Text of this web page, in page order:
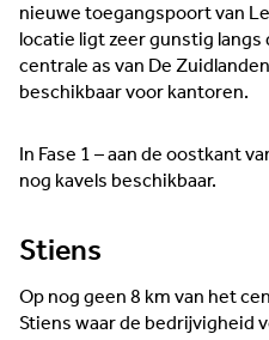
nieuwe toegangspoort van
locatie ligt zeer gunstig langs
centrale as van De
beschikbaar voor kantoren.
In Fase 1 – aan de oostkant
nog kavels beschikbaar.
Stiens
Op nog geen 8 km van het
Stiens waar de bedrijvigheid